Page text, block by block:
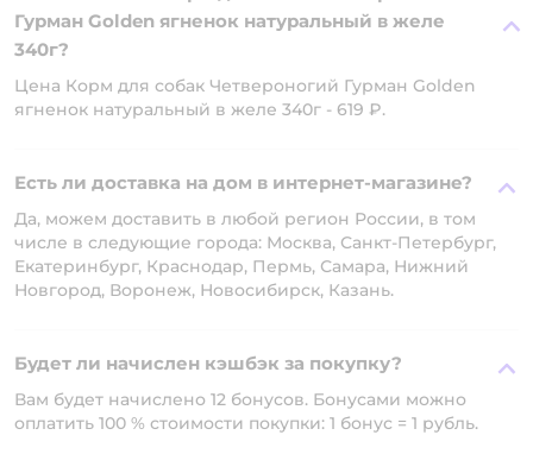
Гурман Golden ягненок натуральный в желе
340г?
Цена Корм для собак Четвероногий Гурман Golden
ягненок натуральный в желе 340г - 619 ₽.
Есть ли доставка на дом в интернет-магазине?
Да, можем доставить в любой регион России, в том
числе в следующие города: Москва, Санкт-Петербург,
Екатеринбург, Краснодар, Пермь, Самара, Нижний
Новгород, Воронеж, Новосибирск, Казань.
Будет ли начислен кэшбэк за покупку?
Вам будет начислено 12 бонусов. Бонусами можно
оплатить 100 % стоимости покупки: 1 бонус = 1 рубль.